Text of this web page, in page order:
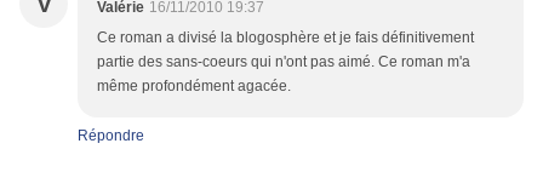
Valérie 16/11/2010 19:37
Ce roman a divisé la blogosphère et je fais définitivement
partie des sans-coeurs qui n'ont pas aimé. Ce roman m'a
même profondément agacée.
Répondre